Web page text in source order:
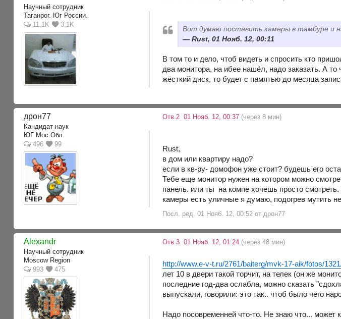
Научный сотрудник
Таганрог. Юг России.
11.1K
3.1K
Вот думаю поставить камеры в тамбуре и
Rust, 01 Нояб. 12, 00:11
В том то и дело, чтоб видеть и спросить кто
два монитора, на ибее нашёл, надо заказать. А
жёсткий диск, то будет с памятью до месяца
дрон77
Кандидат наук
ЮГ Мос.Обл.
496
99
Отв.2 01 Нояб. 12, 00:37 (через 8 мин)
Rust,
в дом или квартиру надо?
если в кв-ру- домофон уже стоит? будешь его
Тебе еще монитор нужен на котором можно
панель. или ты на компе хочешь просто
камеры есть уличные я думаю, подогрев мутить
Посл. ред. 01 Нояб. 12, 00:52 от дрон77
Alexandr
Научный сотрудник
Moscow Region
993
475
Отв.3 01 Нояб. 12, 01:24 (через 48 мин)
http://www.e-v-t.ru/2761/baiterg/mvk-17-aik/fotos/
лет 10 в двери такой торчит, на телек (он же
последние год-два ослабла, можно сказать
выпускали, говорили: это так.. чтоб было чего
Надо посовременней что-то. Не знаю что... может